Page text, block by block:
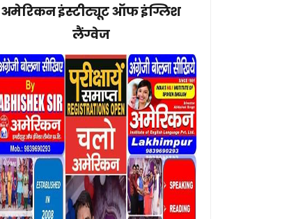
अमेरिकन इंस्टीट्यूट ऑफ इंग्लिश
लैंग्वेज